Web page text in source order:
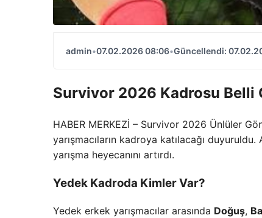
admin•07.02.2026 08:06•Güncellendi:
Survivor 2026 Kadrosu Belli
HABER MERKEZİ – Survivor 2026 Ünlüler
yarışmacıların kadroya katılacağı
yarışma heyecanını artırdı.
Yedek Kadroda Kimler Var?
Yedek erkek yarışmacılar arasında Doğuş,